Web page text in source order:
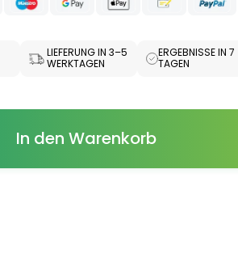
LIEFERUNG IN 3–5
WERKTAGEN
ERGEBNISSE IN 7
TAGEN
In den Warenkorb